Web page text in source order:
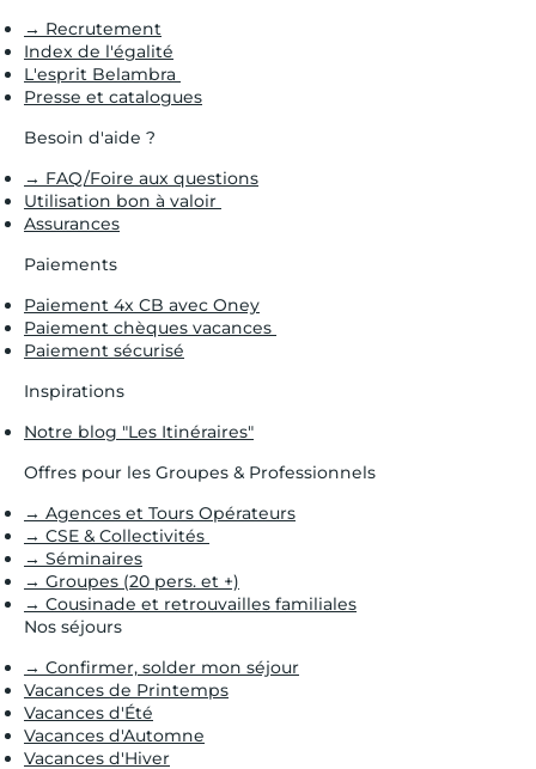
→ Recrutement
Index de l'égalité
L'esprit Belambra
Presse et catalogues
Besoin d'aide ?
→ FAQ/Foire aux questions
Utilisation bon à valoir
Assurances
Paiements
Paiement 4x CB avec Oney
Paiement chèques vacances
Paiement sécurisé
Inspirations
Notre blog "Les Itinéraires"
Offres pour les Groupes & Professionnels
→ Agences et Tours Opérateurs
→ CSE & Collectivités
→ Séminaires
→ Groupes (20 pers. et +)
→ Cousinade et retrouvailles familiales
Nos séjours
→ Confirmer, solder mon séjour
Vacances de Printemps
Vacances d'Été
Vacances d'Automne
Vacances d'Hiver